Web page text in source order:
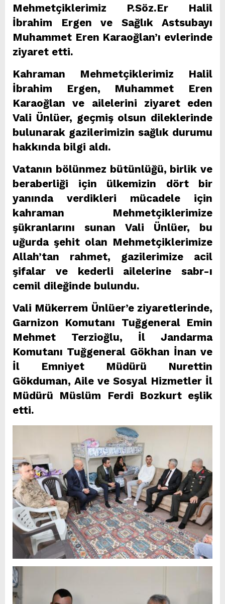
Mehmetçiklerimiz P.Söz.Er Halil
İbrahim Ergen ve Sağlık Astsubayı
Muhammet Eren Karaoğlan’ı evlerinde
ziyaret etti.
Kahraman Mehmetçiklerimiz Halil
İbrahim Ergen, Muhammet Eren
Karaoğlan ve ailelerini ziyaret eden
Vali Ünlüer, geçmiş olsun dileklerinde
bulunarak gazilerimizin sağlık durumu
hakkında bilgi aldı.
Vatanın bölünmez bütünlüğü, birlik ve
beraberliği için ülkemizin dört bir
yanında verdikleri mücadele için
kahraman Mehmetçiklerimize
şükranlarını sunan Vali Ünlüer, bu
uğurda şehit olan Mehmetçiklerimize
Allah’tan rahmet, gazilerimize acil
şifalar ve kederli ailelerine sabr-ı
cemil dileğinde bulundu.
Vali Mükerrem Ünlüer’e ziyaretlerinde,
Garnizon Komutanı Tuğgeneral Emin
Mehmet Terzioğlu, İl Jandarma
Komutanı Tuğgeneral Gökhan İnan ve
İl Emniyet Müdürü Nurettin
Gökduman, Aile ve Sosyal Hizmetler İl
Müdürü Müslüm Ferdi Bozkurt eşlik
etti.